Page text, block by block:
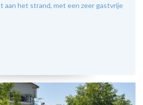
aan het strand, met een zeer gastvrije